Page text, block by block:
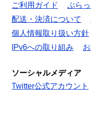
ご利用ガイド
ぷら
配送・決済について
個人情報取り扱い方針
IPv6への取り組み
ソーシャルメディア
Twitter公式アカウント